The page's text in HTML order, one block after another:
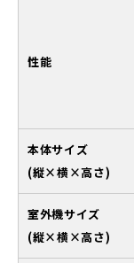
性能
本体サイズ
(縦×横×高さ)
室外機サイズ
(縦×横×高さ)